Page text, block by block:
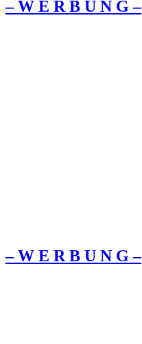
– W Ε R Β U Ν G –
– W Ε R Β U Ν G –